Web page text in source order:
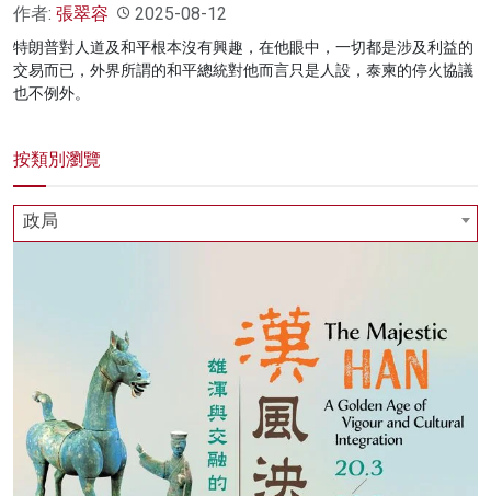
作者: 張翠容 2025-08-12
特朗普對人道及和平根本沒有興趣，在他眼中，一切都是涉及利益的
交易而已，外界所謂的和平總統對他而言只是人設，泰柬的停火協議
也不例外。
按類別瀏覽
政局